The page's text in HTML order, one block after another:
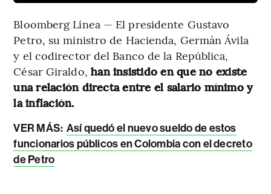
Bloomberg Línea — El presidente Gustavo
Petro, su ministro de Hacienda, Germán Ávila
y el codirector del Banco de la República,
César Giraldo, han insistido en que no existe
una relación directa entre el salario mínimo y
la inflación.
VER MÁS: Así quedó el nuevo sueldo de estos
funcionarios públicos en Colombia con el decreto
de Petro